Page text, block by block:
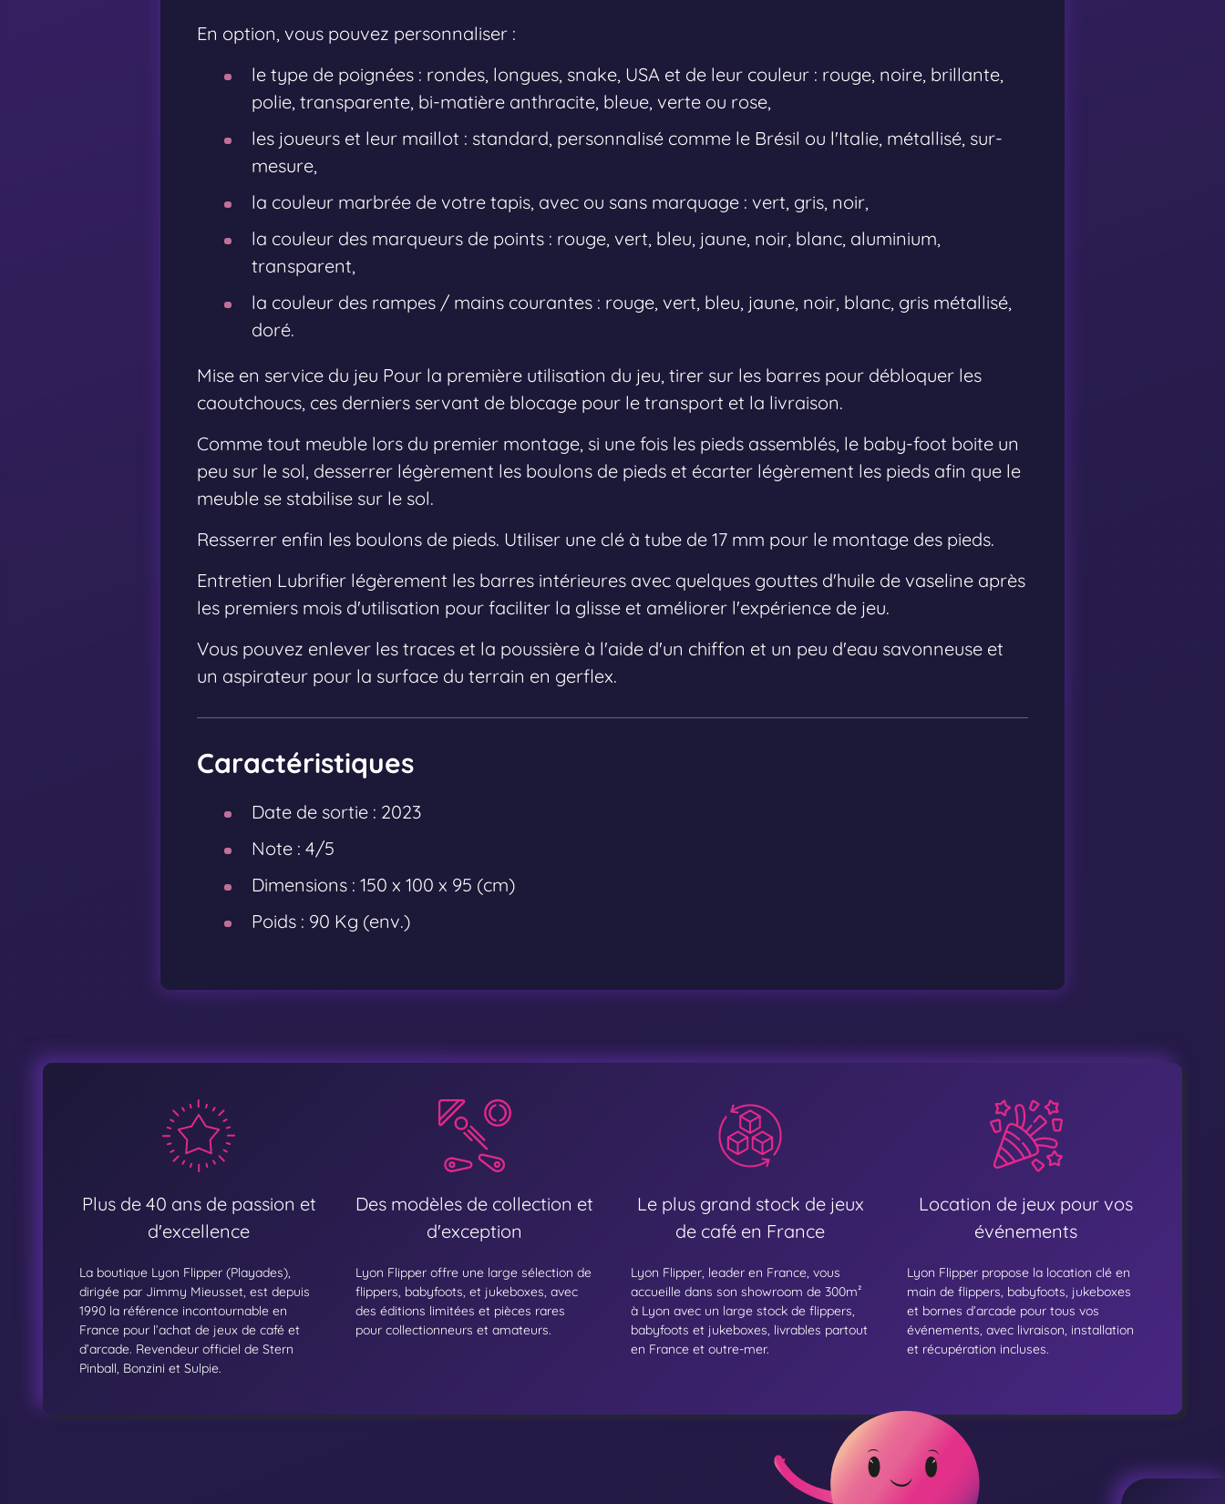
En option, vous pouvez personnaliser :
le type de poignées : rondes, longues, snake, USA et de leur couleur : rouge, noire, brillante,
polie, transparente, bi-matière anthracite, bleue, verte ou rose,
les joueurs et leur maillot : standard, personnalisé comme le Brésil ou l'Italie, métallisé, sur-
mesure,
la couleur marbrée de votre tapis, avec ou sans marquage : vert, gris, noir,
la couleur des marqueurs de points : rouge, vert, bleu, jaune, noir, blanc, aluminium,
transparent,
la couleur des rampes / mains courantes : rouge, vert, bleu, jaune, noir, blanc, gris métallisé,
doré.
Mise en service du jeu Pour la première utilisation du jeu, tirer sur les barres pour débloquer les
caoutchoucs, ces derniers servant de blocage pour le transport et la livraison.
Comme tout meuble lors du premier montage, si une fois les pieds assemblés, le baby-foot boite un
peu sur le sol, desserrer légèrement les boulons de pieds et écarter légèrement les pieds afin que le
meuble se stabilise sur le sol.
Resserrer enfin les boulons de pieds. Utiliser une clé à tube de 17 mm pour le montage des pieds.
Entretien Lubrifier légèrement les barres intérieures avec quelques gouttes d'huile de vaseline après
les premiers mois d'utilisation pour faciliter la glisse et améliorer l'expérience de jeu.
Vous pouvez enlever les traces et la poussière à l'aide d'un chiffon et un peu d'eau savonneuse et
un aspirateur pour la surface du terrain en gerflex.
Caractéristiques
Date de sortie : 2023
Note : 4/5
Dimensions : 150 x 100 x 95 (cm)
Poids : 90 Kg (env.)
Plus de 40 ans de passion et
d'excellence
La boutique Lyon Flipper (Playades),
dirigée par Jimmy Mieusset, est depuis
1990 la référence incontournable en
France pour l’achat de jeux de café et
d’arcade. Revendeur officiel de Stern
Pinball, Bonzini et Sulpie.
Des modèles de collection et
d'exception
Lyon Flipper offre une large sélection de
flippers, babyfoots, et jukeboxes, avec
des éditions limitées et pièces rares
pour collectionneurs et amateurs.
Le plus grand stock de jeux
de café en France
Lyon Flipper, leader en France, vous
accueille dans son showroom de 300m²
à Lyon avec un large stock de flippers,
babyfoots et jukeboxes, livrables partout
en France et outre-mer.
Location de jeux pour vos
événements
Lyon Flipper propose la location clé en
main de flippers, babyfoots, jukeboxes
et bornes d’arcade pour tous vos
événements, avec livraison, installation
et récupération incluses.